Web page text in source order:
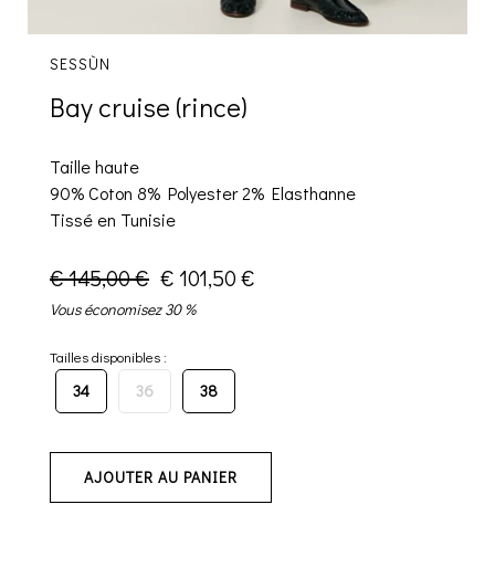
SESSÙN
Bay cruise (rince)
Taille haute
90% Coton 8% Polyester 2% Elasthanne
Tissé en Tunisie
€ 145,00 € € 101,50 €
Vous économisez 30 %
Tailles disponibles :
34 36 38
AJOUTER AU PANIER